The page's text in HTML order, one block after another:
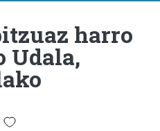
harro
Udala,